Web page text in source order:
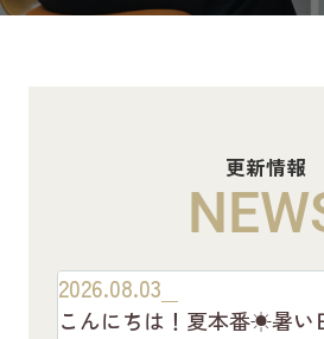
更新情報
2026.08.03
こんにちは！夏本番☀暑い